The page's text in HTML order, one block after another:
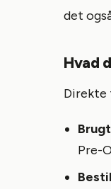
det
Hvad
Direkte
Pre-